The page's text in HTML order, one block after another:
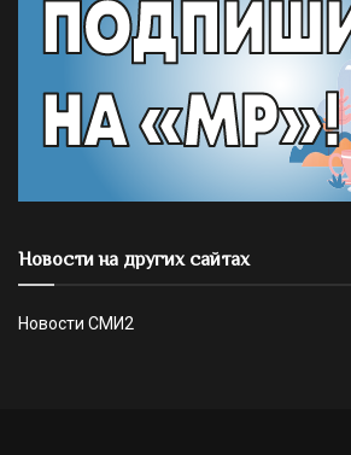
Новости на других сайтах
Новости СМИ2